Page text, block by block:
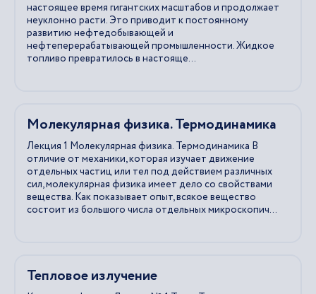
настоящее время гигантских масштабов и продолжает
неуклонно расти. Это приводит к постоянному
развитию нефтедобывающей и
нефтеперерабатывающей промышленности. Жидкое
топливо превратилось в настояще...
Молекулярная физика. Термодинамика
Лекция 1 Молекулярная физика. Термодинамика В
отличие от механики, которая изучает движение
отдельных частиц или тел под действием различных
сил, молекулярная физика имеет дело со свойствами
вещества. Как показывает опыт, всякое вещество
состоит из большого числа отдельных микроскопич...
Тепловое излучение